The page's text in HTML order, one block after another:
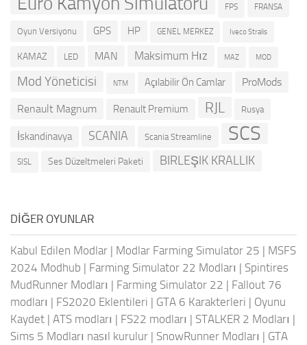
FPS FRANSA
Oyun Versiyonu GPS HP GENEL MERKEZ Iveco Stralis
KAMAZ LED MAN Maksimum Hız MAZ MOD
Mod Yöneticisi NTM Açılabilir Ön Camlar ProMods
Renault Magnum Renault Premium RJL Rusya
İskandinavya SCANIA Scania Streamline SCS
SISL Ses Düzeltmeleri Paketi BIRLEŞIK KRALLIK
DIĞER OYUNLAR
Kabul Edilen Modlar | Modlar Farming Simulator 25 | MSFS
2024 Modhub | Farming Simulator 22 Modları | Spintires
MudRunner Modları | Farming Simulator 22 | Fallout 76
modları | FS2020 Eklentileri | GTA 6 Karakterleri | Oyunu
Kaydet | ATS modları | FS22 modları | STALKER 2 Modları |
Sims 5 Modları nasıl kurulur | SnowRunner Modları | GTA